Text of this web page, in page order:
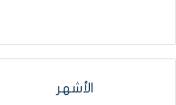
الأشهر